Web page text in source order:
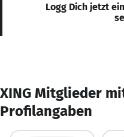
Logg Dich jetzt
XING Mitglieder
Profilangaben